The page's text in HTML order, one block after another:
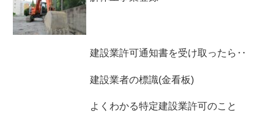
建設業許可通知書を受け取ったら‥
建設業者の標識(金看板)
よくわかる特定建設業許可のこと